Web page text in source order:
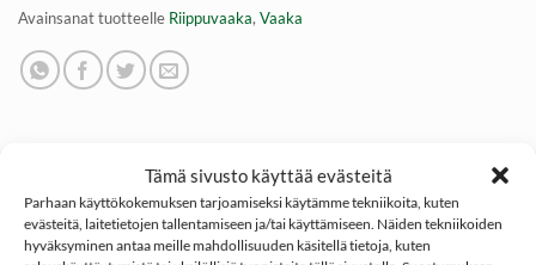
Tämä sivusto käyttää evästeitä
Parhaan käyttökokemuksen tarjoamiseksi käytämme tekniikoita, kuten
evästeitä, laitetietojen tallentamiseen ja/tai käyttämiseen. Näiden tekniikoiden
hyväksyminen antaa meille mahdollisuuden käsitellä tietoja, kuten
Avainsanat tuotteelle Riippuvaaka, Vaaka
KUVAUS
ARVIOT (0)